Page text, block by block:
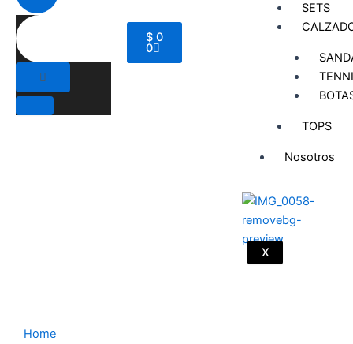
$ 0
0
SETS
TOPS
Nosotros
X
Home